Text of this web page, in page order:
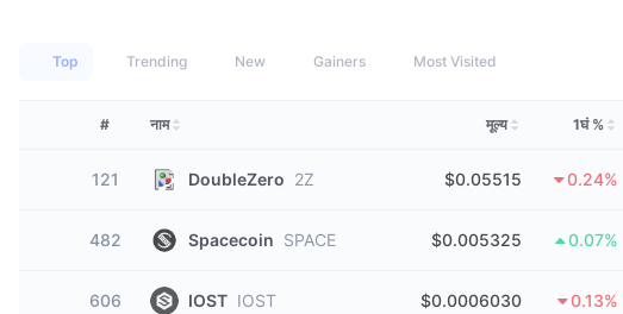
Top Trending New Gainers Most Visited
# नाम मूल्य 1घं %
121 DoubleZero 2Z $0.05515 0.24%
482 Spacecoin SPACE $0.005325 0.07%
606 IOST IOST $0.0006030 0.13%